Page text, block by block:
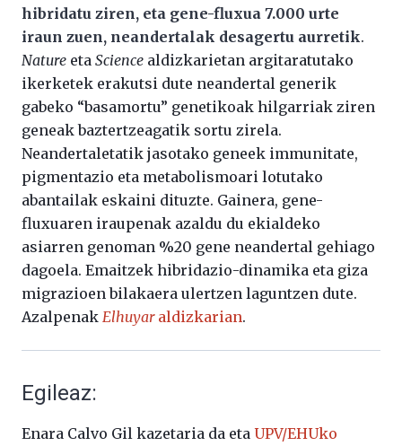
hibridatu ziren, eta gene-fluxua 7.000 urte
iraun zuen, neandertalak desagertu aurretik.
Nature eta Science aldizkarietan argitaratutako
ikerketek erakutsi dute neandertal generik
gabeko “basamortu” genetikoak hilgarriak ziren
geneak baztertzeagatik sortu zirela.
Neandertaletatik jasotako geneek immunitate,
pigmentazio eta metabolismoari lotutako
abantailak eskaini dituzte. Gainera, gene-
fluxuaren iraupenak azaldu du ekialdeko
asiarren genoman %20 gene neandertal gehiago
dagoela. Emaitzek hibridazio-dinamika eta giza
migrazioen bilakaera ulertzen laguntzen dute.
Azalpenak Elhuyaraldizkarian.
Egileaz:
Enara Calvo Gil kazetaria da eta UPV/EHUko